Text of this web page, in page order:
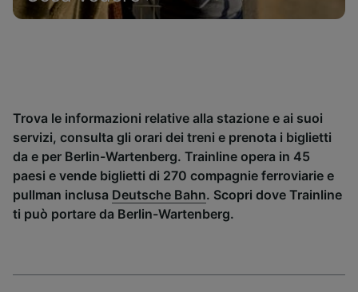
Trova le informazioni relative alla stazione e ai suoi
servizi, consulta gli orari dei treni e prenota i biglietti
da e per Berlin-Wartenberg. Trainline opera in 45
paesi e vende biglietti di 270 compagnie ferroviarie e
pullman inclusa Deutsche Bahn. Scopri dove Trainline
ti può portare da Berlin-Wartenberg.